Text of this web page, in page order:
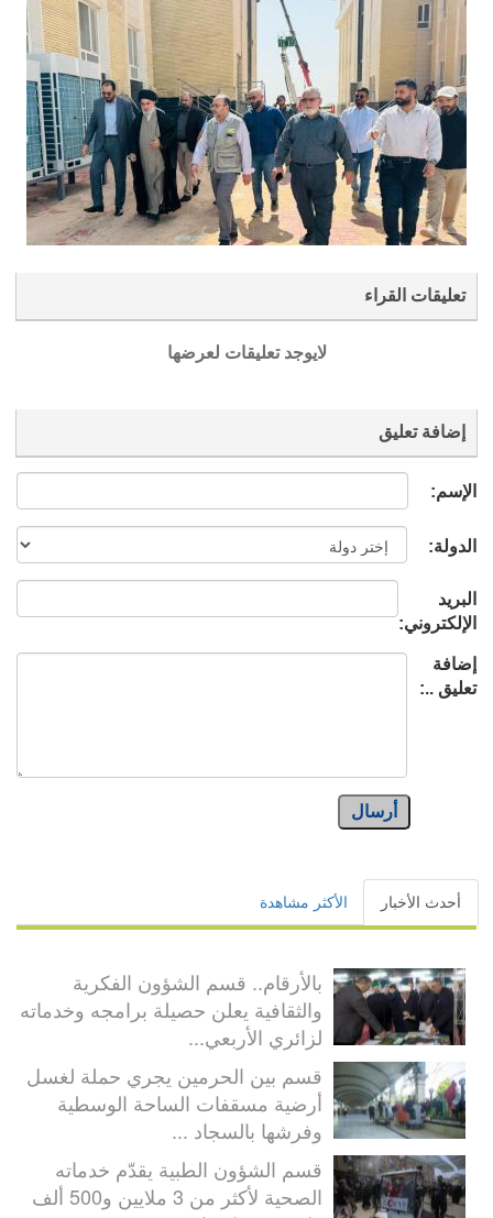
تعليقات القراء
لايوجد تعليقات لعرضها
إضافة تعليق
الإسم:
الدولة:
البريد
الإلكتروني:
إضافة
تعليق ..:
أرسال
أحدث الأخبار الأكثر مشاهدة
بالأرقام.. قسم الشؤون الفكرية
والثقافية يعلن حصيلة برامجه وخدماته
لزائري الأربعي...
قسم بين الحرمين يجري حملة لغسل
أرضية مسقفات الساحة الوسطية
وفرشها بالسجاد ...
قسم الشؤون الطبية يقدّم خدماته
الصحية لأكثر من 3 ملايين و500 ألف